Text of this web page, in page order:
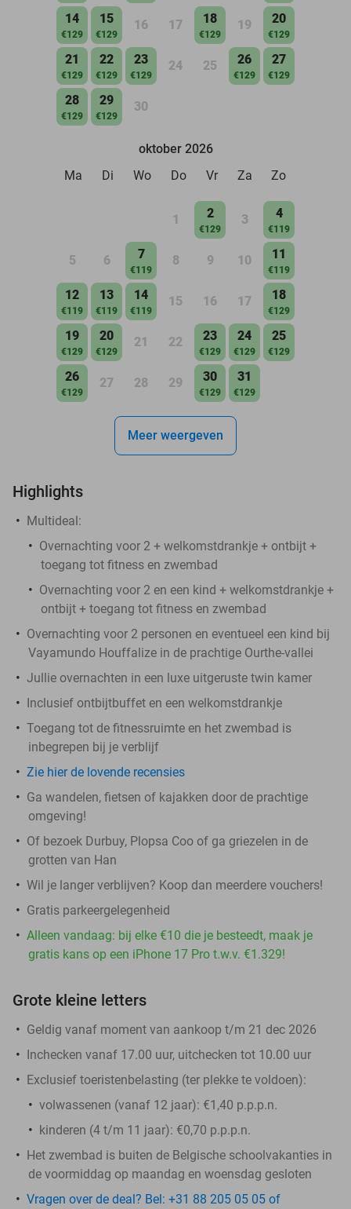
14
€129
15
€129
16 17 18
€129
19 20
€129
21
€129
22
€129
23
€129
24 25 26
€129
27
€129
28
€129
29
€129
30
oktober 2026
Ma
Di Wo Do Vr Za Zo
1 2
€129
3 4
€119
5 6 7
€119
8 9 10 11
€119
12
€119
13
€119
14
€119
15 16 17 18
€129
19
€129
20
€129
21 22 23
€129
24
€129
25
€129
26
€129
27 28 29 30
€129
31
€129
Meer weergeven
Highlights
Multideal:
Overnachting voor 2 + welkomstdrankje + ontbijt +
toegang tot fitness en zwembad
Overnachting voor 2 en een kind + welkomstdrankje +
ontbijt + toegang tot fitness en zwembad
Overnachting voor 2 personen en eventueel een kind bij
Vayamundo Houffalize in de prachtige Ourthe-vallei
Jullie overnachten in een luxe uitgeruste twin kamer
Inclusief ontbijtbuffet en een welkomstdrankje
Toegang tot de fitnessruimte en het zwembad is
inbegrepen bij je verblijf
Zie hier de lovende recensies
Ga wandelen, fietsen of kajakken door de prachtige
omgeving!
Of bezoek Durbuy, Plopsa Coo of ga griezelen in de
grotten van Han
Wil je langer verblijven? Koop dan meerdere vouchers!
Gratis parkeergelegenheid
Alleen vandaag: bij elke €10 die je besteedt, maak je
gratis kans op een iPhone 17 Pro t.w.v. €1.329!
Grote kleine letters
Geldig vanaf moment van aankoop t/m 21 dec 2026
Inchecken vanaf 17.00 uur, uitchecken tot 10.00 uur
Exclusief toeristenbelasting (ter plekke te voldoen):
volwassenen (vanaf 12 jaar): €1,40 p.p.p.n.
kinderen (4 t/m 11 jaar): €0,70 p.p.p.n.
Het zwembad is buiten de Belgische schoolvakanties in
de voormiddag op maandag en woensdag gesloten
Vragen over de deal? Bel: +31 88 205 05 05 of